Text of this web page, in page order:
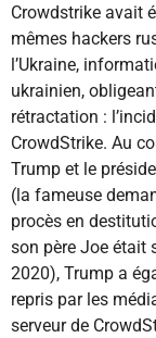
Crowdstrike avait
mêmes hackers
l’Ukraine,
ukrainien,
rétractation :
CrowdStrike. Au
Trump et le
(la fameuse
procès en
son père Joe était
2020), Trump a
repris par les
serveur de